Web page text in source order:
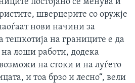
шверцерите со оружје
нови начини за
на границите е да
лоши работи, додека
на стоки и на луѓето
и тоа брзо и лесно“, вели